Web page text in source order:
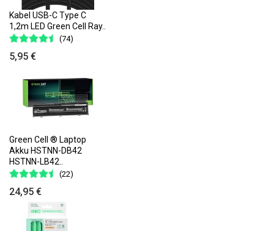
Kabel USB-C Type C
1,2m LED Green Cell Ray..
(74)
5,95 €
Green Cell ® Laptop
Akku HSTNN-DB42
HSTNN-LB42..
(22)
24,95 €